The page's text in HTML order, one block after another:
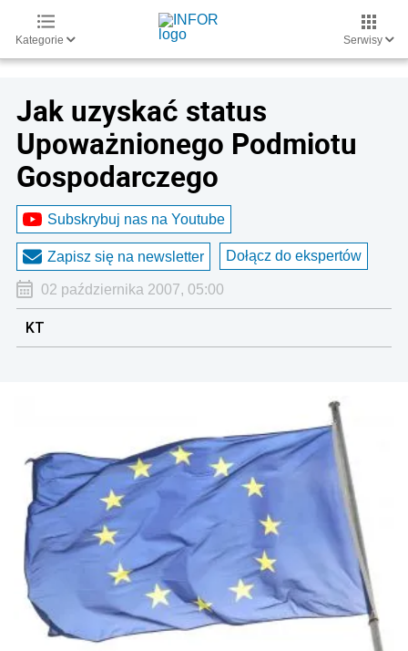
Kategorie Serwisy
Jak uzyskać status
Upoważnionego Podmiotu
Gospodarczego
Subskrybuj nas na Youtube
Zapisz się na newsletter Dołącz do ekspertów
02 października 2007, 05:00
KT